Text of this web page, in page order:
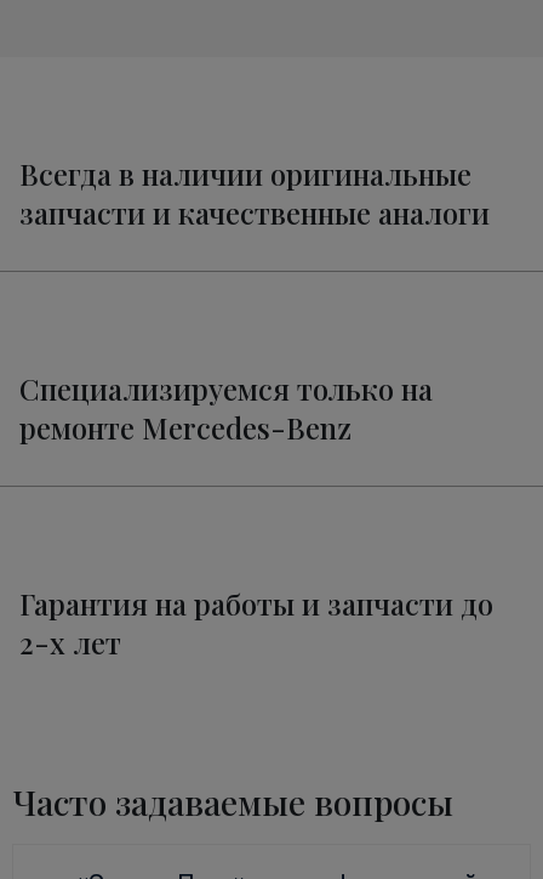
Всегда в наличии оригинальные
запчасти и качественные аналоги
Специализируемся только на
ремонте Mercedes-Benz
Гарантия на работы и запчасти до
2-х лет
Часто задаваемые вопросы